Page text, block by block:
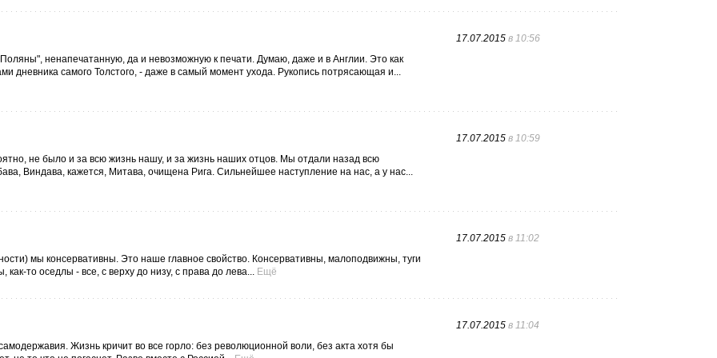
ненапечатанную, да и невозможную к печати. Думаю, даже и в Англии. Это как
дневника самого Толстого, - даже в самый момент ухода. Рукопись потрясающая и...
17.07.2015 в 10:56
не было и за всю жизнь нашу, и за жизнь наших отцов. Мы отдали назад всю
Виндава, кажется, Митава, очищена Рига. Сильнейшее наступление на нас, а у нас...
17.07.2015 в 10:59
мы консервативны. Это наше главное свойство. Консервативны, малоподвижны, туги
то оседлы - все, с верху до низу, с права до лева... Ещё
17.07.2015 в 11:02
Жизнь кричит во все горло: без революционной воли, без акта хотя бы
17.07.2015 в 11:04